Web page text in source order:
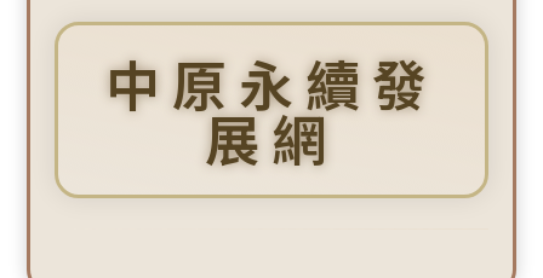
中原永續發
展網